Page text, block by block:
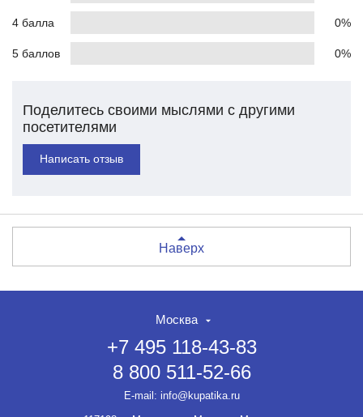
4 балла 0%
5 баллов 0%
Поделитесь своими мыслями с другими
посетителями
Написать отзыв
Наверх
Москва
+7 495 118-43-83
8 800 511-52-66
E-mail: info@kupatika.ru